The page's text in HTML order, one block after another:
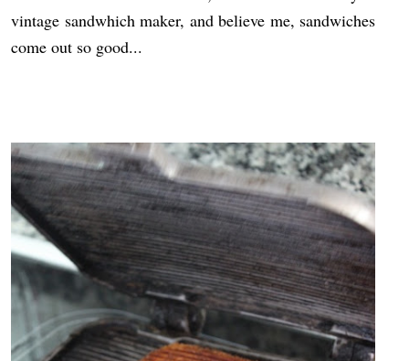
vintage sandwhich maker, and believe me, sandwiches
come out so good...